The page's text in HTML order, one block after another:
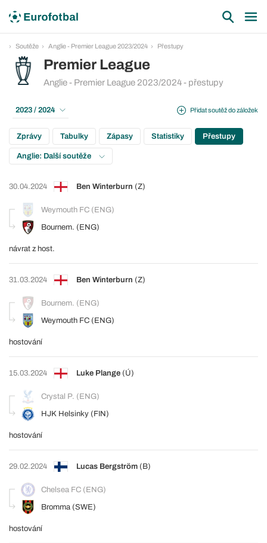
Soutěže Anglie - Premier League 2023/2024 Přestupy
Premier League
Anglie - Premier League 2023/2024 - přestupy
Přidat soutěž do záložek
2023 / 2024
Zprávy Tabulky Zápasy Statistiky Přestupy
Anglie: Další soutěže
30.04.2024 Ben Winterburn (Z)
Weymouth FC (ENG)
Bournem. (ENG)
návrat z host.
31.03.2024 Ben Winterburn (Z)
Bournem. (ENG)
Weymouth FC (ENG)
hostování
15.03.2024 Luke Plange (Ú)
Crystal P. (ENG)
HJK Helsinky (FIN)
hostování
29.02.2024 Lucas Bergström (B)
Chelsea FC (ENG)
Bromma (SWE)
hostování